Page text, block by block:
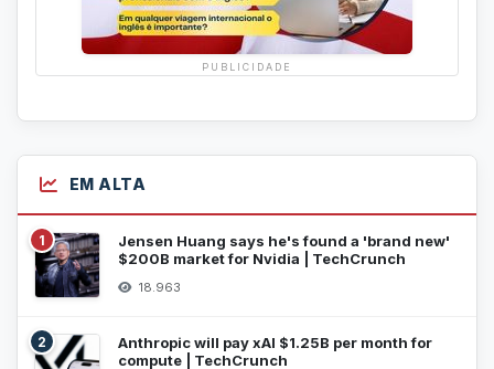
PUBLICIDADE
EM ALTA
1
Jensen Huang says he's found a 'brand new'
$200B market for Nvidia | TechCrunch
18.963
2
Anthropic will pay xAI $1.25B per month for
compute | TechCrunch